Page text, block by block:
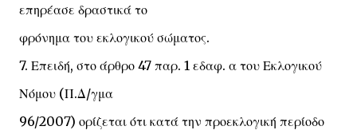
επηρέασε δραστικά το
φρόνημα του εκλογικού σώματος.
7. Επειδή, στο άρθρο 47 παρ. 1 εδαφ. α του Εκλογικού
Νόμου (Π.Δ/γμα
96/2007) ορίζεται ότι κατά την προεκλογική περίοδο